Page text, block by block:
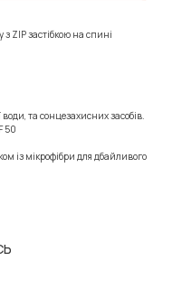
ZIP застібкою на спині
та сонцезахисних засобів.
50
із мікрофібри для дбайливого